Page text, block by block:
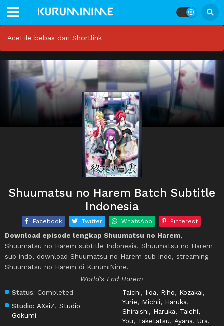
AceFile bebas dari Shortlink
Shuumatsu no Harem Batch Subtitle
Indonesia
Facebook Twitter WhatsApp Pinterest
Download episode lengkap Shuumatsu no Harem,
Shuumatsu no Harem subtitle Indonesia, Shuumatsu no Harem
sub indo, download Shuumatsu no Harem sub indo, streaming
Shuumatsu no Harem di KurumiNime.
World's End Harem
Status: Completed
Studio: AXsiZ, Studio
Gokumi
Taichi, Iida, Riho, Kozakai,
Yurie, Michii, Haruka,
Shiraishi, Haruka, Taichi,
You, Taketatsu, Ayana,Ura,